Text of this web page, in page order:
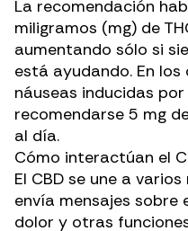
La recomendación
miligramos (mg) de
aumentando sólo si
está ayudando. En
náuseas inducidas
recomendarse 5 mg
al día.
Cómo interactúan el
El CBD se une a varios
envía mensajes sobre
dolor y otras